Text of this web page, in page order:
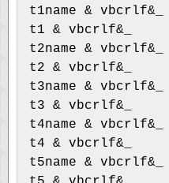
t1name & vbcrlf&_
t1 & vbcrlf&_
t2name & vbcrlf&_
t2 & vbcrlf&_
t3name & vbcrlf&_
t3 & vbcrlf&_
t4name & vbcrlf&_
t4 & vbcrlf&_
t5name & vbcrlf&_